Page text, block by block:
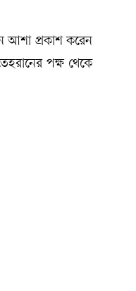
আশা প্রকাশ করেন
পক্ষ থেকে